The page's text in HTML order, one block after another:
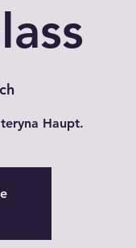
Haupt.